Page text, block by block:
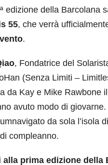
edizione della Barcolana
55, che verrà
.
, Fondatrice del
(Senza Limiti –
da Kay e Mike Rawbone
avuto modo di
da sola l’isola
compleanno.
prima edizione